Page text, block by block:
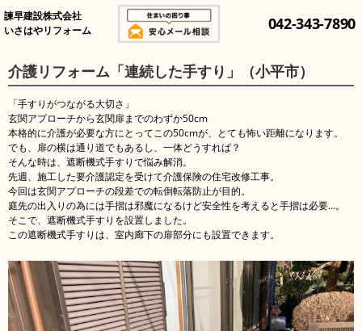
諫早建設株式会社
いさはやリフォーム
042-343-7890
介護リフォーム「連続した手すり」（小平市）
「手すりがつながる大切さ」
玄関アプローチから玄関扉までのわずか50cm
本格的に介護が必要な方にとってこの50cmが、とても怖い距離になります。
でも、扉の横は通り道でもあるし、一体どうすれば？
そんな時は、遮断機式手すりで悩み解消。
先週、施工した要介護認定を受けて介護保険の住宅改修工事。
今回は玄関アプローチの段差での転倒転落防止が目的。
庭先の出入りの為には手摺は邪魔になるけど安全性を考えると手摺は必要…。
そこで、遮断機式手すりを設置しました。
この遮断機式手すりは、室内廊下の扉部分にも設置できます。